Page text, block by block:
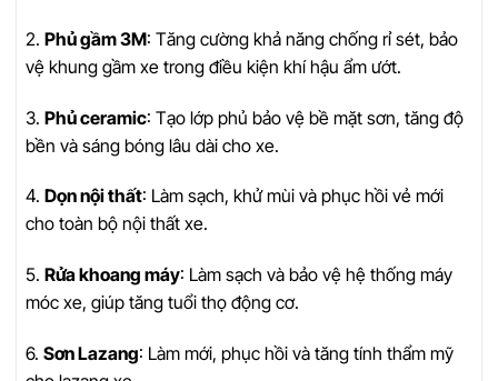
2. Phủ gầm 3M: Tăng cường khả năng chống rỉ sét, bảo
vệ khung gầm xe trong điều kiện khí hậu ẩm ướt.
3. Phủ ceramic: Tạo lớp phủ bảo vệ bề mặt sơn, tăng độ
bền và sáng bóng lâu dài cho xe.
4. Dọn nội thất: Làm sạch, khử mùi và phục hồi vẻ mới
cho toàn bộ nội thất xe.
5. Rửa khoang máy: Làm sạch và bảo vệ hệ thống máy
móc xe, giúp tăng tuổi thọ động cơ.
6. Sơn Lazang: Làm mới, phục hồi và tăng tính thẩm mỹ